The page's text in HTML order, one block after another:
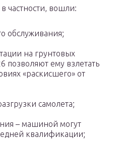
частности, вошли:
обслуживания;
на грунтовых
позволяют ему взлетать
«раскисшего» от
самолета;
– машиной могут
квалификации;